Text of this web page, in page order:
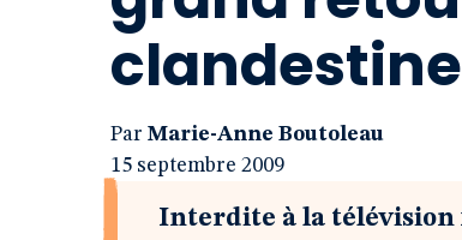
clandestine
Par Marie-Anne Boutoleau
15 septembre 2009
Interdite à la télévision